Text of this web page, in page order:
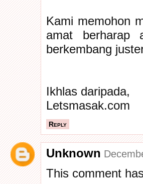
Kami memohon
amat berharap
berkembang
Ikhlas daripada,
Letsmasak.com
Reply
Unknown
This comment